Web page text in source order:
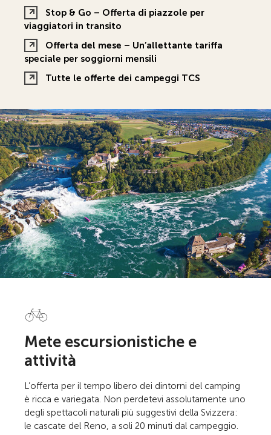
Stop & Go – Offerta di piazzole per
viaggiatori in transito
Offerta del mese – Un’allettante tariffa
speciale per soggiorni mensili
Tutte le offerte dei campeggi TCS
Mete escursionistiche e
attività
L’offerta per il tempo libero dei dintorni del camping
è ricca e variegata. Non perdetevi assolutamente uno
degli spettacoli naturali più suggestivi della Svizzera:
le cascate del Reno, a soli 20 minuti dal campeggio.